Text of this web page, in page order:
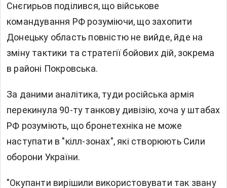
Снєгирьов поділився, що військове
командування РФ розуміючи, що захопити
Донецьку область повністю не вийде, йде на
зміну тактики та стратегії бойових дій, зокрема
в районі Покровська.
За даними аналітика, туди російська армія
перекинула 90-ту танкову дивізію, хоча у штабах
РФ розуміють, що бронетехніка не може
наступати в "кілл-зонах", які створюють Сили
оборони України.
"Окупанти вирішили використовувати так звану